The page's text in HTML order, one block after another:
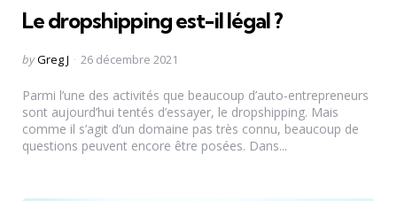
Le dropshipping est-il légal ?
Posted
byGreg J 26 décembre 2021
Parmi l’une des activités que beaucoup d’auto-entrepreneurs
sont aujourd’hui tentés d’essayer, le dropshipping. Mais
comme il s’agit d’un domaine pas très connu, beaucoup de
questions peuvent encore être posées. Dans...